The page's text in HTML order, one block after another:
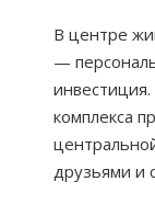
В центре
—
комплекса
друзьями и